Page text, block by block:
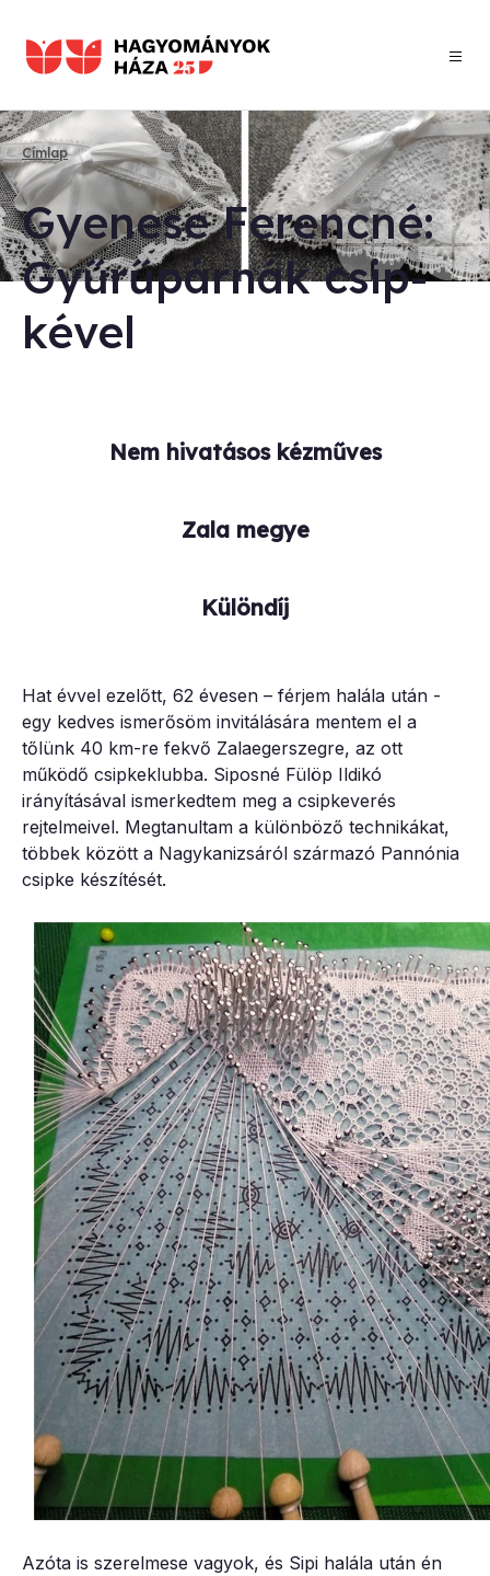
tartalomra
Morzsa
Címlap
Gye­ne­se Fe­renc­né:
Gyű­rű­pár­nák csip­
ké­vel
Nem hivatásos kézműves
Zala megye
Különdíj
Hat évvel ezelőtt, 62 évesen – férjem halála után -
egy kedves ismerősöm invitálására mentem el a
tőlünk 40 km-re fekvő Zalaegerszegre, az ott
működő csipkeklubba. Siposné Fülöp Ildikó
irányításával ismerkedtem meg a csipkeverés
rejtelmeivel. Megtanultam a különböző technikákat,
többek között a Nagykanizsáról származó Pannónia
csipke készítését.
Azóta is szerelmese vagyok, és Sipi halála után én